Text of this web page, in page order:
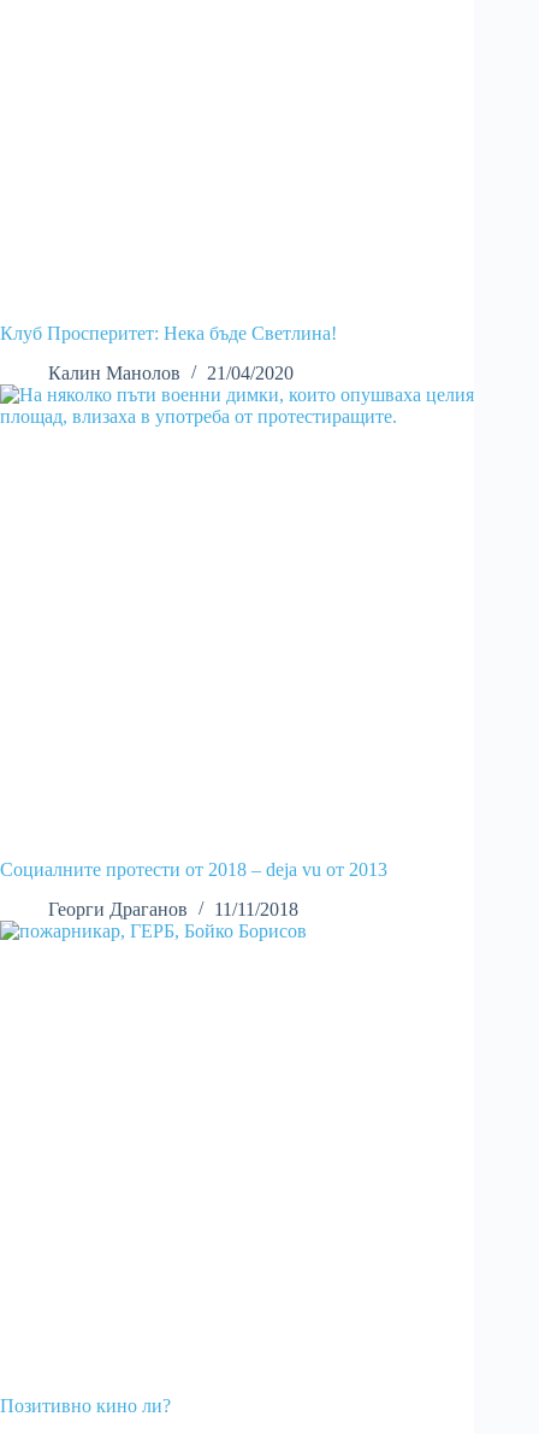
Клуб Просперитет: Нека бъде Светлина!
Калин Манолов
21/04/2020
Социалните протести от 2018 – deja vu от 2013
Георги Драганов
11/11/2018
Позитивно кино ли?